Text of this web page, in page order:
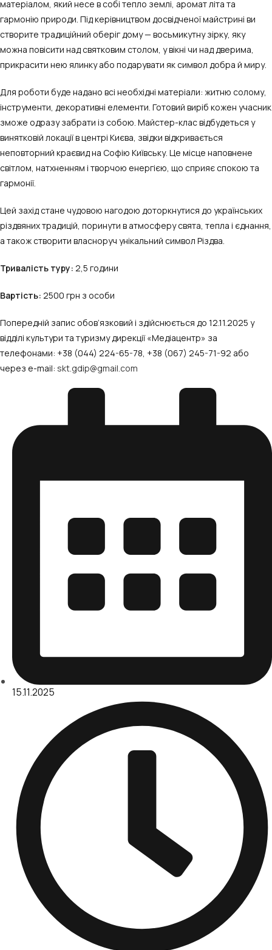
матеріалом, який несе в собі тепло землі, аромат літа та
гармонію природи. Під керівництвом досвідченої майстрині ви
створите традиційний оберіг дому — восьмикутну зірку, яку
можна повісити над святковим столом, у вікні чи над дверима,
прикрасити нею ялинку або подарувати як символ добра й миру.
Для роботи буде надано всі необхідні матеріали: житню солому,
інструменти, декоративні елементи. Готовий виріб кожен учасник
зможе одразу забрати із собою. Майстер-клас відбудеться у
винятковій локації в центрі Києва, звідки відкривається
неповторний краєвид на Софію Київську. Це місце наповнене
світлом, натхненням і творчою енергією, що сприяє спокою та
гармонії.
Цей захід стане чудовою нагодою доторкнутися до українських
різдвяних традицій, поринути в атмосферу свята, тепла і єднання,
а також створити власноруч унікальний символ Різдва.
Тривалість туру: 2,5 години
Вартість: 2500 грн з особи
Попередній запис обов’язковий і здійснюється до 12.11.2025 у
відділі культури та туризму дирекції «Медіацентр» за
телефонами: +38 (044) 224-65-78, +38 (067) 245-71-92 або
через e-mail: skt.gdip@gmail.com
15.11.2025